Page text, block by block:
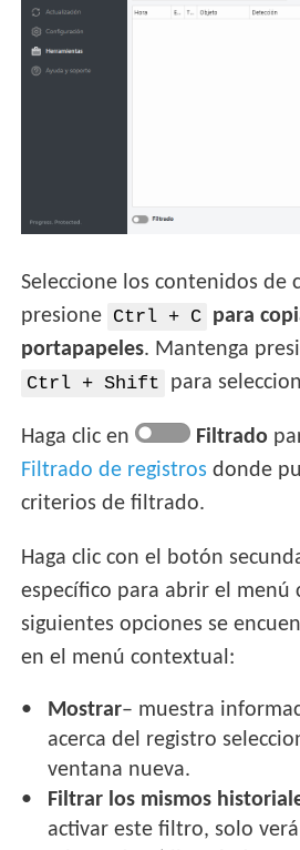
Seleccione los contenidos de
presione Ctrl + C para
portapapeles. Mantenga
Ctrl + Shift para
Haga clic en Filtrado
Filtrado de registros donde
criterios de filtrado.
Haga clic con el botón
específico para abrir el menú
siguientes opciones se
en el menú contextual:
Mostrar– muestra
acerca del registro
ventana nueva.
Filtrar los mismos
activar este filtro, solo